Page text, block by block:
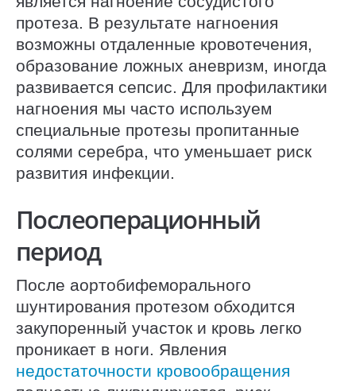
протеза. В результате нагноения
возможны отдаленные кровотечения,
образование ложных аневризм, иногда
развивается сепсис. Для профилактики
нагноения мы часто используем
специальные протезы пропитанные
солями серебра, что уменьшает риск
развития инфекции.
Послеоперационный
период
После аортобифеморального
шунтирования протезом обходится
закупоренный участок и кровь легко
проникает в ноги. Явления
недостаточности кровообращения